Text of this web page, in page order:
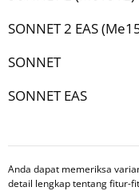
SONNET 2 EAS
SONNET
SONNET EAS
Anda dapat memeriksa
detail lengkap tentang fitur-